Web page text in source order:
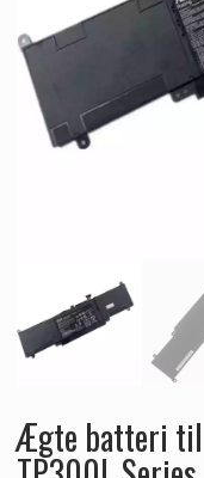
Ægte batteri til